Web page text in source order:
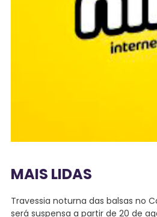
MAIS LIDAS
Travessia noturna das balsas no
será suspensa a partir de 20 de